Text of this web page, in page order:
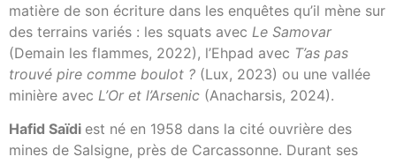
matière de son écriture dans les enquêtes qu’il mène sur
des terrains variés : les squats avec Le Samovar
(Demain les flammes, 2022), l’Ehpad avec T’as pas
trouvé pire comme boulot ? (Lux, 2023) ou une vallée
minière avec L’Or et l’Arsenic (Anacharsis, 2024).
Hafid Saïdi est né en 1958 dans la cité ouvrière des
mines de Salsigne, près de Carcassonne. Durant ses